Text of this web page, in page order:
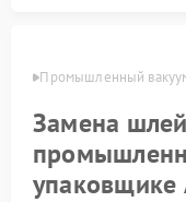
Промышленный
Замена
упаковщике